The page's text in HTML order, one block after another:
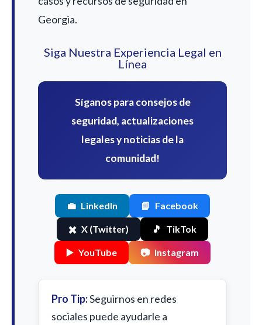
Georgia.
Siga Nuestra Experiencia Legal en
Línea
Síganos para consejos de
seguridad, actualizaciones
legales y noticias de la
comunidad!
💼 LinkedIn 📘 Facebook
✖️ X (Twitter) 🎵 TikTok
▶️ YouTube 📷 Instagram
Pro Tip:Seguirnos en redes
sociales puede ayudarle a